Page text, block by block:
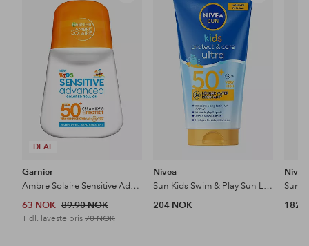
DEAL
Garnier
Ambre Solaire Sensitive Advanced Kids Roll-On SPF50+ 18 G
63 NOK 89.90 NOK
Tidl. laveste pris 70 NOK
til
favoritter
Nivea
Sun Kids Swim & Play Sun Lotion Spf 50+ 150Ml
204 NOK
Nivea
182